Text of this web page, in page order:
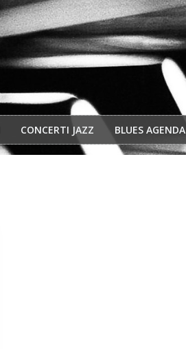
CONCERTI JAZZ BLUES AGENDA